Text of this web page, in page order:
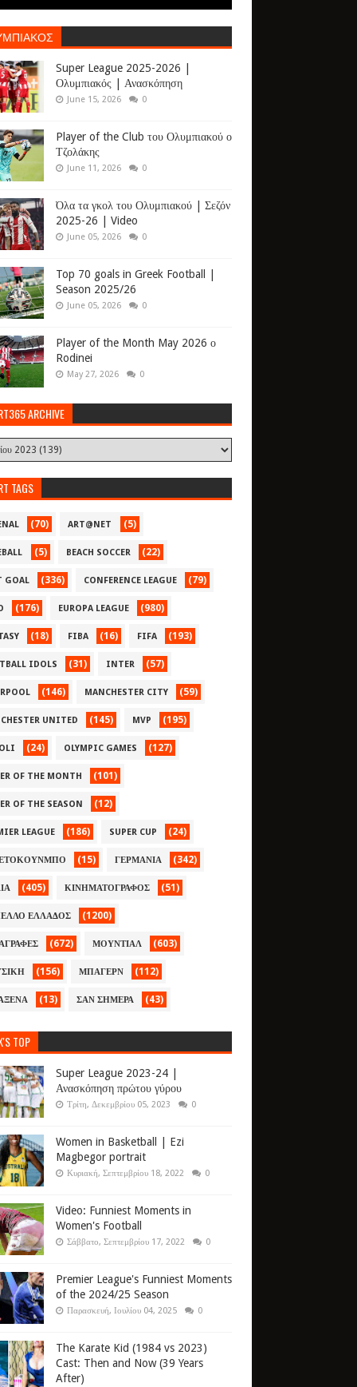
Super League 2025-2026 |
Ολυμπιακός | Ανασκόπηση
June 15, 2026 0
Player of the Club του Ολυμπιακού ο
Τζολάκης
June 11, 2026 0
Όλα τα γκολ του Ολυμπιακού | Σεζόν
2025-26 | Video
June 05, 2026 0
Top 70 goals in Greek Football |
Season 2025/26
June 05, 2026 0
Player of the Month May 2026 ο
Rodinei
May 27, 2026 0
ARCHIVE
TAGS
(70) ART@NET (5)
(5) BEACH SOCCER (22)
GOAL (336) CONFERENCE LEAGUE (79)
(176) EUROPA LEAGUE (980)
(18) FIBA (16) FIFA (193)
IDOLS (31) INTER (57)
(146) MANCHESTER CITY (59)
UNITED (145) MVP (195)
(24) OLYMPIC GAMES (127)
OF THE MONTH (101)
OF THE SEASON (12)
LEAGUE (186) SUPER CUP (24)
(15) ΓΕΡΜΑΝΙΑ (342)
(405) ΚΙΝΗΜΑΤΟΓΡΑΦΟΣ (51)
ΕΛΛΑΔΟΣ (1200)
(672) ΜΟΥΝΤΙΑΛ (603)
(156) ΜΠΑΓΕΡΝ (112)
(13) ΣΑΝ ΣΗΜΕΡΑ (43)
TOP
Super League 2023-24 |
Ανασκόπηση πρώτου γύρου
Τρίτη, Δεκεμβρίου 05, 2023 0
Women in Basketball | Ezi
Magbegor portrait
Κυριακή, Σεπτεμβρίου 18, 2022 0
Video: Funniest Moments in
Women's Football
Σάββατο, Σεπτεμβρίου 17, 2022 0
Premier League's Funniest Moments
of the 2024/25 Season
Παρασκευή, Ιουλίου 04, 2025 0
The Karate Kid (1984 vs 2023)
Cast: Then and Now (39 Years
After)